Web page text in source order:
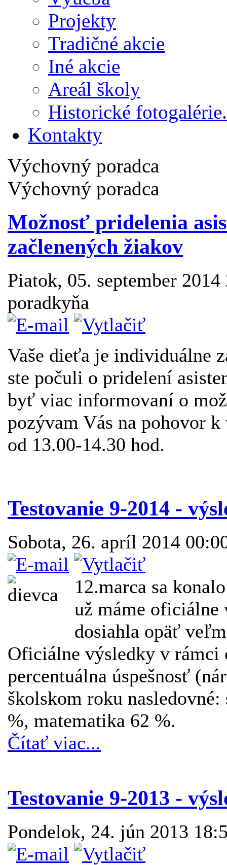
Projekty
Tradičné akcie
Iné akcie
Areál školy
Historické
Kontakty
Výchovný poradca
Výchovný poradca
Možnosť pridelenia
začlenených žiakov
Piatok, 05. september
poradkyňa
Vaše dieťa je individuálne
ste počuli o pridelení
byť viac informovaní o
pozývam Vás na pohovor
od 13.00-14.30 hod.
Testovanie 9-2014 -
Sobota, 26. apríl 2014
12.marca sa
už máme oficiálne
dosiahla opäť
Oficiálne výsledky v rámci
percentuálna úspešnosť
školskom roku
%, matematika 62 %.
Čítať viac...
Testovanie 9-2013 -
Pondelok, 24. jún 2013